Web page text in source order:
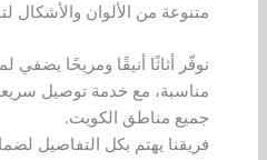
متنوعة من الألوان
نوفّر أثاثًا أنيقًا ومريحًا
مناسبة، مع خدمة توصيل
جميع مناطق الكويت.
فريقنا يهتم بكل التفاصيل